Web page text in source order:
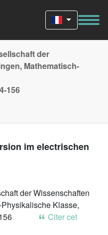
der
Mathematisch-
156
im electrischen
der Wissenschaften
Klasse,
Citer cet